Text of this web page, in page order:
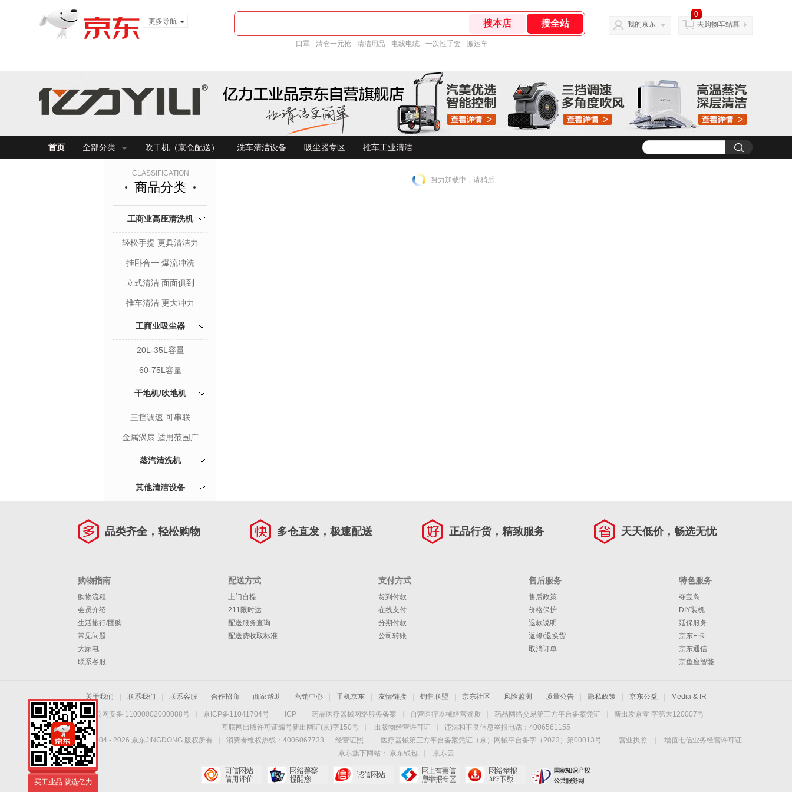
更多导航
口罩 清仓一元抢 清洁用品 电线电缆 一次性手套 搬运车
我的京东
0
去购物车结算
首页 全部分类 吹干机（京仓配送） 洗车清洁设备 吸尘器专区 推车工业清洁
CLASSIFICATION
商品分类
工商业高压清洗机
轻松手提 更具清洁力
挂卧合一 爆流冲洗
立式清洁 面面俱到
推车清洁 更大冲力
工商业吸尘器
20L-35L容量
60-75L容量
干地机/吹地机
三挡调速 可串联
金属涡扇 适用范围广
蒸汽清洗机
其他清洁设备
努力加载中，请稍后...
品类齐全，轻松购物 多仓直发，极速配送 正品行货，精致服务 天天低价，畅选无忧
购物指南
购物流程
会员介绍
生活旅行/团购
常见问题
大家电
联系客服
配送方式
上门自提
211限时达
配送服务查询
配送费收取标准
支付方式
货到付款
在线支付
分期付款
公司转账
售后服务
售后政策
价格保护
退款说明
返修/退换货
取消订单
特色服务
夺宝岛
DIY装机
延保服务
京东E卡
京东通信
京鱼座智能
关于我们 联系我们 联系客服 合作招商 商家帮助 营销中心 手机京东 友情链接 销售联盟 京东社区 风险监测 质量公告 隐私政策 京东公益 Media & IR
京公网安备 11000002000088号 京ICP备11041704号 ICP 药品医疗器械网络服务备案 自营医疗器械经营资质 药品网络交易第三方平台备案凭证
新出发京零 字第大120007号
互联网出版许可证编号新出网证(京)字150号
出版物经营许可证
违法和不良信息举报电话：4006561155
Copyright © 2004 - 2026 京东JINGDONG 版权所有 消费者维权热线：4006067733 经营证照 医疗器械第三方平台备案凭证（京）网械平台备字（2023）第00013号 营业执照
增值电信业务经营许可证
京东旗下网站：
京东钱包
京东云
亿力工业品
买工业品 就选亿力